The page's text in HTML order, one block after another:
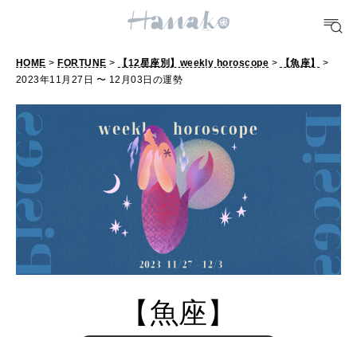
POPULAR TAGS
10 CATEGORIES
FOOD
おいしい
TRAVEL
どこ行く？
FORTUNE
HOME > FORTUNE > 【12星座別】weekly horoscope > 【魚座】
>
2023年11月27日 〜 12月03日の運勢
【魚座】